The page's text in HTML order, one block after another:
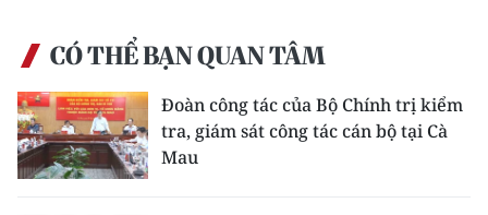
Bắc Trung Bộ
Duyên hải Nam Trung Bộ và Tây
Nguyên
CÓ THỂ BẠN QUAN TÂM
Đoàn công tác của Bộ Chính trị kiểm
tra, giám sát công tác cán bộ tại Cà
Mau